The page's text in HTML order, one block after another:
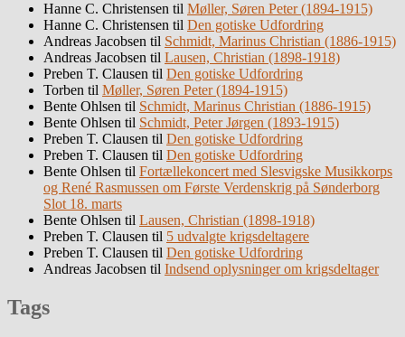
Hanne C. Christensen til Møller, Søren Peter (1894-1915)
Hanne C. Christensen til Den gotiske Udfordring
Andreas Jacobsen til Schmidt, Marinus Christian (1886-1915)
Andreas Jacobsen til Lausen, Christian (1898-1918)
Preben T. Clausen til Den gotiske Udfordring
Torben til Møller, Søren Peter (1894-1915)
Bente Ohlsen til Schmidt, Marinus Christian (1886-1915)
Bente Ohlsen til Schmidt, Peter Jørgen (1893-1915)
Preben T. Clausen til Den gotiske Udfordring
Preben T. Clausen til Den gotiske Udfordring
Bente Ohlsen til Fortællekoncert med Slesvigske Musikkorps
og René Rasmussen om Første Verdenskrig på Sønderborg
Slot 18. marts
Bente Ohlsen til Lausen, Christian (1898-1918)
Preben T. Clausen til 5 udvalgte krigsdeltagere
Preben T. Clausen til Den gotiske Udfordring
Andreas Jacobsen til Indsend oplysninger om krigsdeltager
Tags